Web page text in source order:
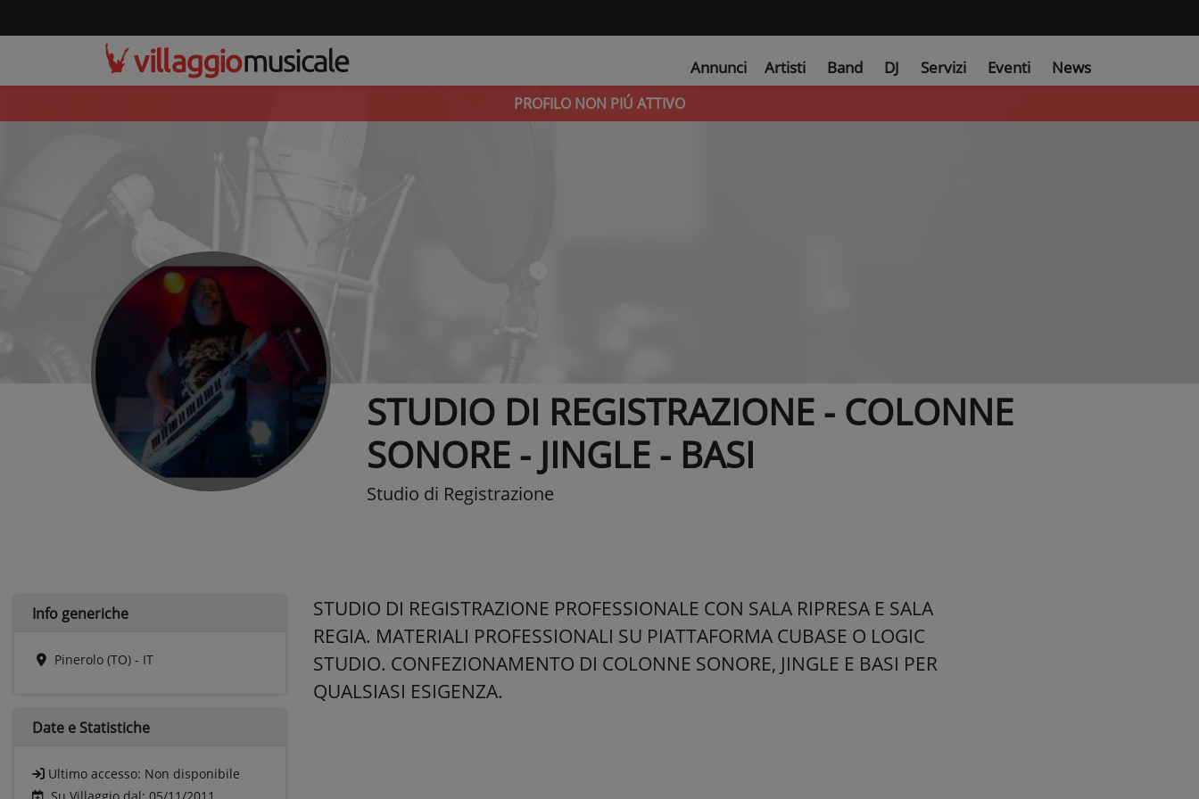
Annunci Artisti Band DJ Servizi Eventi News
PROFILO NON PIÚ ATTIVO
STUDIO DI REGISTRAZIONE - COLONNE
SONORE - JINGLE - BASI
Studio di Registrazione
Info generiche
Pinerolo (TO) - IT
Date e Statistiche
Ultimo accesso: Non disponibile
STUDIO DI REGISTRAZIONE PROFESSIONALE CON SALA RIPRESA E SALA
REGIA. MATERIALI PROFESSIONALI SU PIATTAFORMA CUBASE O LOGIC
STUDIO. CONFEZIONAMENTO DI COLONNE SONORE, JINGLE E BASI PER
QUALSIASI ESIGENZA.